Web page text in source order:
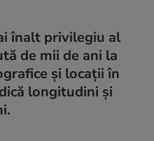
înalt privilegiu al
de mii de ani la
și locații în
longitudini și